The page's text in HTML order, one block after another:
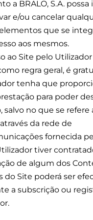
a BRALO, S.A.
e/ou cancelar
que se
aos mesmos.
ao Site pelo
regra geral, é
tenha que
para poder
salvo no que se refere
da rede de
fornecida
tiver
de algum dos
do Site poderá ser
a subscrição ou